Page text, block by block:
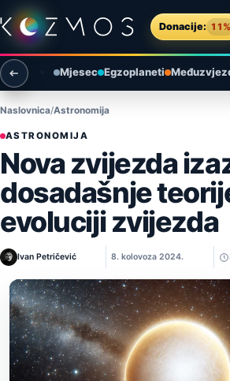
Preskoči na sadržaj
Donacije: 11%
Otvori izbornik
Otvori pretragu
Mjesec Egzoplaneti
Naslovnica Astronomija
ASTRONOMIJA
Nova zvijezda
dosadašnje
evoluciji zvijezda
Ivan Petričević 8. kolovoza 2024.